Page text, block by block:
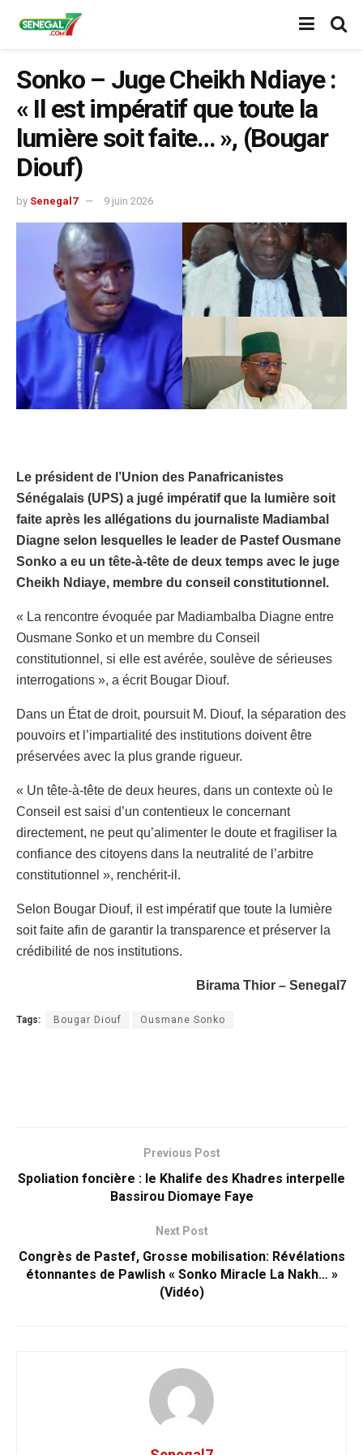
Sonko – Juge Cheikh Ndiaye :
« Il est impératif que toute la
lumière soit faite… », (Bougar
Diouf)
by Senegal7 9 juin 2026
Le président de l’Union des Panafricanistes
Sénégalais (UPS) a jugé impératif que la lumière soit
faite après les allégations du journaliste Madiambal
Diagne selon lesquelles le leader de Pastef Ousmane
Sonko a eu un tête-à-tête de deux temps avec le juge
Cheikh Ndiaye, membre du conseil constitutionnel.
« La rencontre évoquée par Madiambalba Diagne entre
Ousmane Sonko et un membre du Conseil
constitutionnel, si elle est avérée, soulève de sérieuses
interrogations », a écrit Bougar Diouf.
Dans un État de droit, poursuit M. Diouf, la séparation des
pouvoirs et l’impartialité des institutions doivent être
préservées avec la plus grande rigueur.
« Un tête-à-tête de deux heures, dans un contexte où le
Conseil est saisi d’un contentieux le concernant
directement, ne peut qu’alimenter le doute et fragiliser la
confiance des citoyens dans la neutralité de l’arbitre
constitutionnel », renchérit-il.
Selon Bougar Diouf, il est impératif que toute la lumière
soit faite afin de garantir la transparence et préserver la
crédibilité de nos institutions.
Birama Thior – Senegal7
Tags: Bougar Diouf Ousmane Sonko
Previous Post
Spoliation foncière : le Khalife des Khadres interpelle
Bassirou Diomaye Faye
Next Post
Congrès de Pastef, Grosse mobilisation: Révélations
étonnantes de Pawlish « Sonko Miracle La Nakh… »
(Vidéo)